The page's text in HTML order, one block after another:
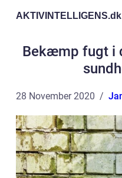
AKTIVINTELLIGENS.dk
Bekæmp fugt i
28 November 2020